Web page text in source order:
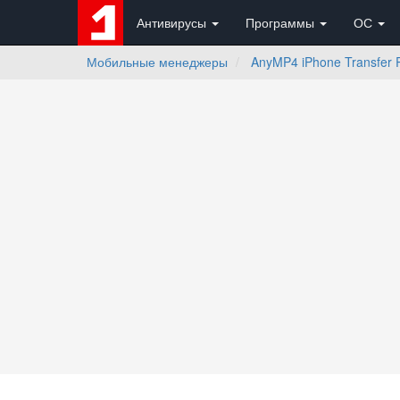
Антивирусы Программы ОС
Мобильные менеджеры AnyMP4 iPhone Transfer